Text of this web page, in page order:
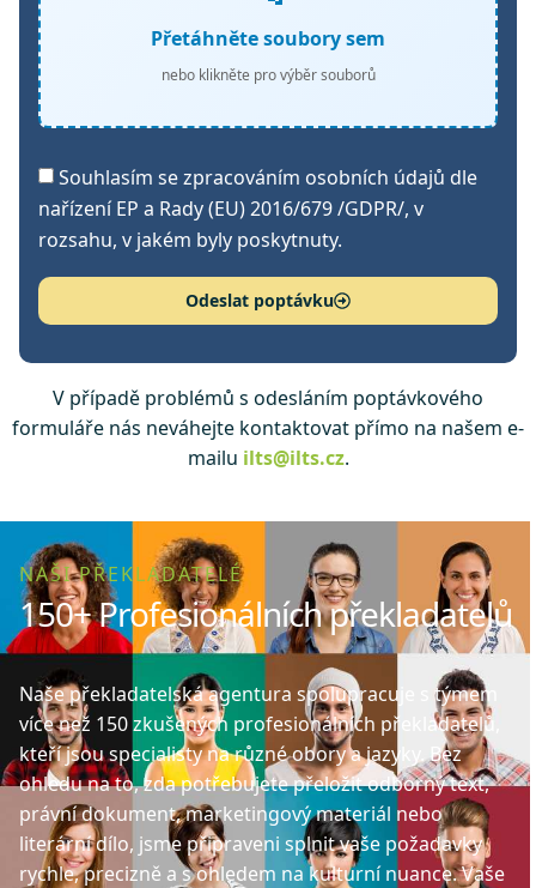
Přetáhněte soubory sem
nebo klikněte pro výběr souborů
Souhlasím se zpracováním osobních údajů dle
nařízení EP a Rady (EU) 2016/679 /GDPR/, v
rozsahu, v jakém byly poskytnuty.
Odeslat poptávku
V případě problémů s odesláním poptávkového
formuláře nás neváhejte kontaktovat přímo na našem e-
mailu ilts@ilts.cz.
NAŠI PŘEKLADATELÉ
150+ Profesionálních překladatelů
Naše překladatelská agentura spolupracuje s týmem
více než 150 zkušených profesionálních překladatelů,
kteří jsou specialisty na různé obory a jazyky. Bez
ohledu na to, zda potřebujete přeložit odborný text,
právní dokument, marketingový materiál nebo
literární dílo, jsme připraveni splnit vaše požadavky
rychle, precizně a s ohledem na kulturní nuance. Vaše